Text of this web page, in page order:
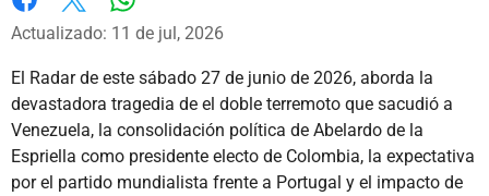
Facebook
X
Actualizado: 11 de jul, 2026
El Radar de este sábado 27 de junio de 2026, aborda la
devastadora tragedia de el doble terremoto que sacudió a
Venezuela, la consolidación política de Abelardo de la
Espriella como presidente electo de Colombia, la expectativa
por el partido mundialista frente a Portugal y el impacto de